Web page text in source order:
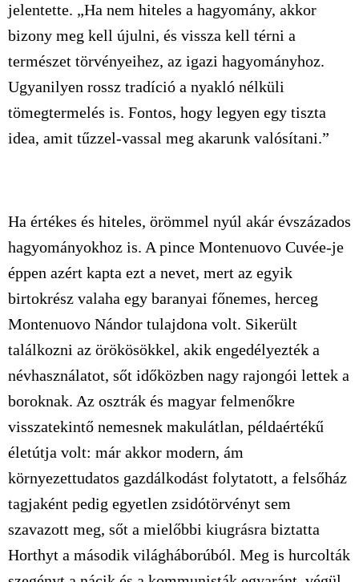
jelentette. „Ha nem hiteles a hagyomány, akkor
bizony meg kell újulni, és vissza kell térni a
természet törvényeihez, az igazi hagyományhoz.
Ugyanilyen rossz tradíció a nyakló nélküli
tömegtermelés is. Fontos, hogy legyen egy tiszta
idea, amit tűzzel-vassal meg akarunk valósítani.”
Ha értékes és hiteles, örömmel nyúl akár évszázados
hagyományokhoz is. A pince Montenuovo Cuvée-je
éppen azért kapta ezt a nevet, mert az egyik
birtokrész valaha egy baranyai főnemes, herceg
Montenuovo Nándor tulajdona volt. Sikerült
találkozni az örökösökkel, akik engedélyezték a
névhasználatot, sőt időközben nagy rajongói lettek a
boroknak. Az osztrák és magyar felmenőkre
visszatekintő nemesnek makulátlan, példaértékű
életútja volt: már akkor modern, ám
környezettudatos gazdálkodást folytatott, a felsőház
tagjaként pedig egyetlen zsidótörvényt sem
szavazott meg, sőt a mielőbbi kiugrásra biztatta
Horthyt a második világháborúból. Meg is hurcolták